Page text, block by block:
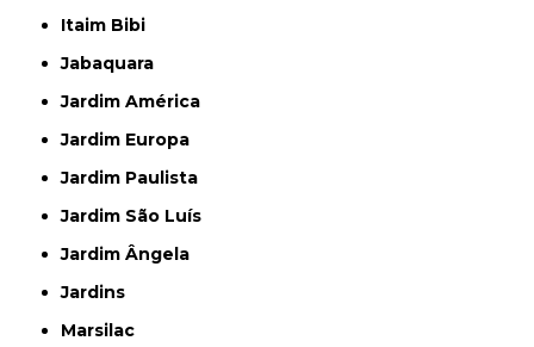
Itaim Bibi
Jabaquara
Jardim América
Jardim Europa
Jardim Paulista
Jardim São Luís
Jardim Ângela
Jardins
Marsilac